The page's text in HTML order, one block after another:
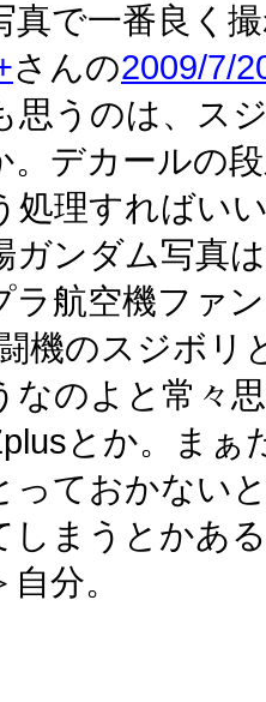
真で一番良く
さんの2009/7/
思うのは、ス
。デカールの
処理すればい
ガンダム写真
ラ航空機ファ
機のスジボリ
なのよと常々
とか。まぁ
っておかない
しまうとかあ
分。